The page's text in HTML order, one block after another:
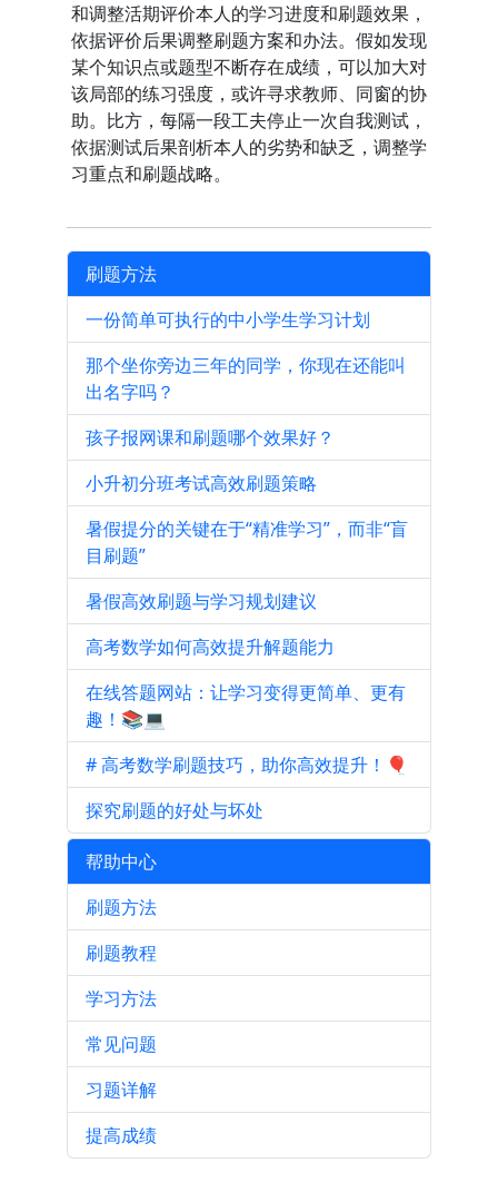
和调整活期评价本人的学习进度和刷题效果，
依据评价后果调整刷题方案和办法。假如发现
某个知识点或题型不断存在成绩，可以加大对
该局部的练习强度，或许寻求教师、同窗的协
助。比方，每隔一段工夫停止一次自我测试，
依据测试后果剖析本人的劣势和缺乏，调整学
习重点和刷题战略。
刷题方法
一份简单可执行的中小学生学习计划
那个坐你旁边三年的同学，你现在还能叫
出名字吗？
孩子报网课和刷题哪个效果好？
小升初分班考试高效刷题策略
暑假提分的关键在于“精准学习”，而非“盲
目刷题”
暑假高效刷题与学习规划建议
高考数学如何高效提升解题能力
在线答题网站：让学习变得更简单、更有
趣！📚💻
# 高考数学刷题技巧，助你高效提升！🎈
探究刷题的好处与坏处
帮助中心
刷题方法
刷题教程
学习方法
常见问题
习题详解
提高成绩